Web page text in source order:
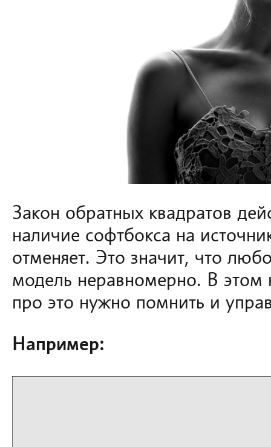
Закон обратных квадратов
наличие софтбокса на
отменяет. Это значит, что
модель неравномерно. В этом
про это нужно помнить и
Например: